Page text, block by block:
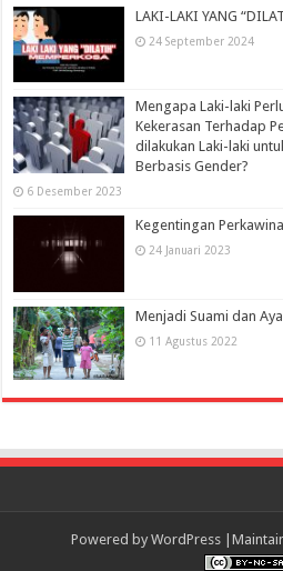
LAKI-LAKI YANG
24 September 2024
Mengapa Laki-laki
Kekerasan Terhadap
dilakukan Laki-laki
Berbasis Gender?
6 Desember 2023
Kegentingan
24 Januari 2023
Menjadi Suami dan
11 Agustus 2022
Powered by WordPress